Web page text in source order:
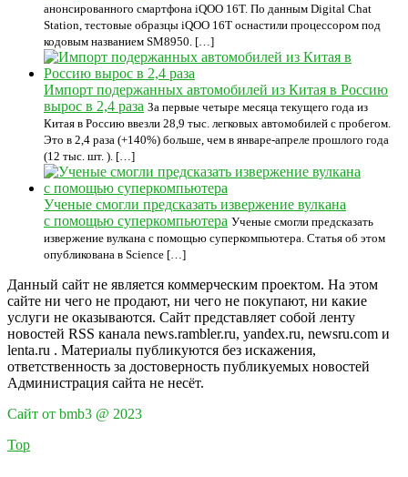
анонсированного смартфона iQOO 16T. По данным Digital Chat
Station, тестовые образцы iQOO 16T оснастили процессором под
кодовым названием SM8950. […]
Импорт подержанных автомобилей из Китая в Россию
вырос в 2,4 раза За первые четыре месяца текущего года из
Китая в Россию ввезли 28,9 тыс. легковых автомобилей с пробегом.
Это в 2,4 раза (+140%) больше, чем в январе-апреле прошлого года
(12 тыс. шт. ). […]
Ученые смогли предсказать извержение вулкана
с помощью суперкомпьютера Ученые смогли предсказать
извержение вулкана с помощью суперкомпьютера. Статья об этом
опубликована в Science […]
Данный сайт не является коммерческим проектом. На этом
сайте ни чего не продают, ни чего не покупают, ни какие
услуги не оказываются. Сайт представляет собой ленту
новостей RSS канала news.rambler.ru, yandex.ru, newsru.com и
lenta.ru . Материалы публикуются без искажения,
ответственность за достоверность публикуемых новостей
Администрация сайта не несёт.
Сайт от bmb3 @ 2023
Top